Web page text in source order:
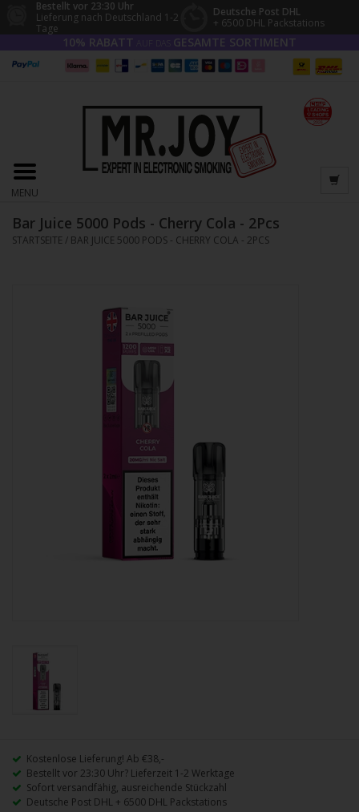
Bestellt vor 23:30 Uhr
Lieferung nach Deutschland 1-2
Tage
Deutsche Post DHL
+ 6500 DHL Packstations
10% RABATT GESAMTE SORTIMENT
MENU
Bar Juice 5000 Pods - Cherry Cola - 2Pcs
STARTSEITE / BAR JUICE 5000 PODS - CHERRY COLA - 2PCS
Kostenlose Lieferung! Ab €38,-
Bestellt vor 23:30 Uhr? Lieferzeit 1-2 Werktage
Sofort versandfähig, ausreichende Stückzahl
Deutsche Post DHL + 6500 DHL Packstations